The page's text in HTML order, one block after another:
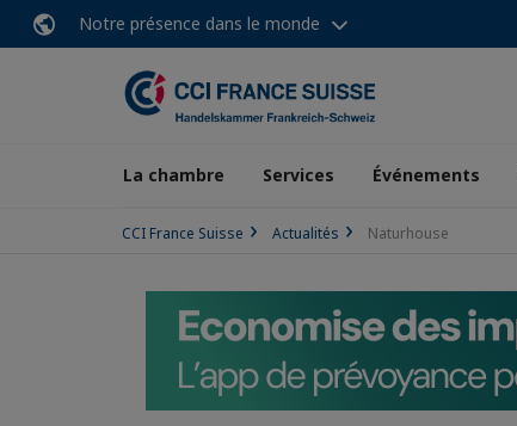
Notre présence dans le monde
La chambre Services Événements
CCI France Suisse Actualités Naturhouse